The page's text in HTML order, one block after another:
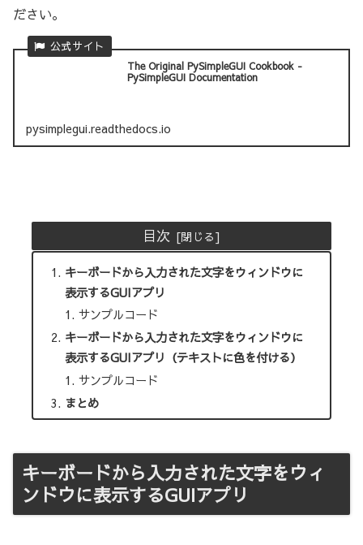
ださい。
The Original PySimpleGUI Cookbook -
PySimpleGUI Documentation
pysimplegui.readthedocs.io
目次
キーボードから入力された文字をウィンドウに
表示するGUIアプリ
サンプルコード
キーボードから入力された文字をウィンドウに
表示するGUIアプリ（テキストに色を付ける）
サンプルコード
まとめ
キーボードから入力された文字をウィ
ンドウに表示するGUIアプリ